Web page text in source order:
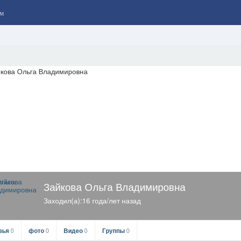
Зайкова Ольга Владимировна
Заходил(а):16 года/лет назад
0 фото0 Видео0 Группы0